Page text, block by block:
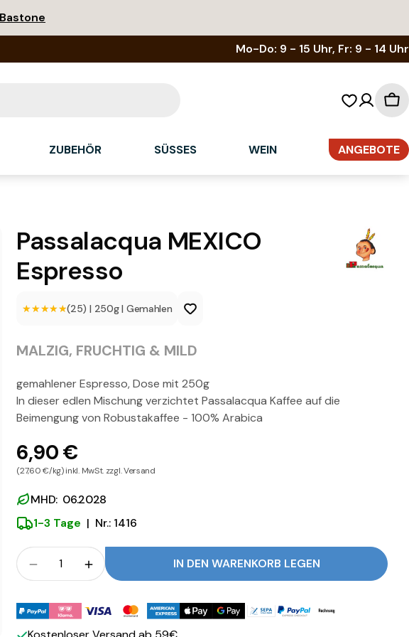
Mo-Do: 9 - 15 Uhr, Fr: 9 - 14 Uhr
ZUBEHÖR SÜSSES WEIN ANGEBOTE
Passalacqua MEXICO
Espresso
★★★★★
★★★★★(25) | 250g | Gemahlen
MALZIG, FRUCHTIG & MILD
gemahlener Espresso, Dose mit 250g
In dieser edlen Mischung verzichtet Passalacqua Kaffee auf die
Beimengung von Robustakaffee - 100% Arabica
6,90 €
(27,60 €/kg) inkl. MwSt. zzgl. Versand
MHD: 06.2028
1-3 Tage | Nr.: 1416
Menge
Menge für Passalacqua MEXICO Espresso verringern
Menge für Passalacqua MEXICO Espresso erhöhen
IN DEN WARENKORB LEGEN
Zahlungsmethoden